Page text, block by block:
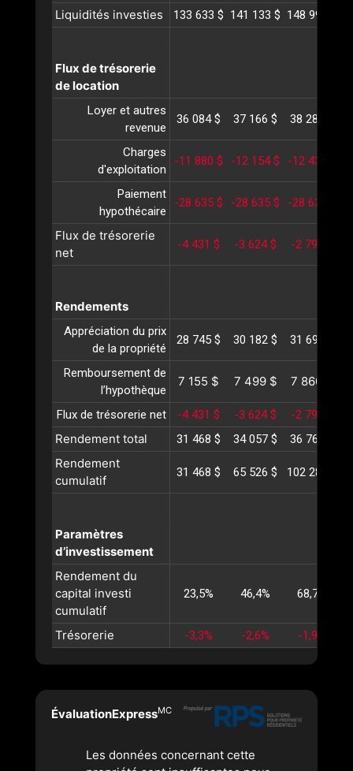
Liquidités investies 133 633 $ 141 133 $ 148 993 $
Flux de trésorerie
de location
Loyer et autres
revenue
36 084 $ 37 166 $ 38 281 $
Charges
d'exploitation
-11 880 $ -12 154 $ -12 436 $
Paiement
hypothécaire
-28 635 $ -28 635 $ -28 635 $
Flux de trésorerie
net
-4 431 $ -3 624 $ -2 790 $
Rendements
Appréciation du prix
de la propriété
28 745 $ 30 182 $ 31 691 $
Remboursement de
l’hypothèque
7 155 $ 7 499 $ 7 860 $
Flux de trésorerie net -4 431 $ -3 624 $ -2 790 $
Rendement total 31 468 $ 34 057 $ 36 760 $
Rendement
cumulatif
31 468 $ 65 526 $ 102 287 $
Paramètres
d’investissement
Rendement du
capital investi
cumulatif
23,5% 46,4% 68,7%
Trésorerie -3,3% -2,6% -1,9%
ÉvaluationExpressMC
Les données concernant cette